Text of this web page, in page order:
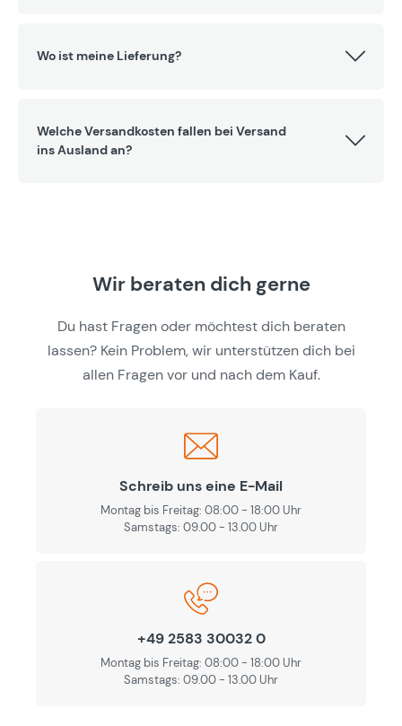
Wo ist meine Lieferung?
Welche Versandkosten fallen bei Versand
ins Ausland an?
Wir beraten dich gerne
Du hast Fragen oder möchtest dich beraten
lassen? Kein Problem, wir unterstützen dich bei
allen Fragen vor und nach dem Kauf.
Schreib uns eine E-Mail
Montag bis Freitag: 08:00 - 18:00 Uhr
Samstags: 09.00 - 13.00 Uhr
+49 2583 30032 0
Montag bis Freitag: 08:00 - 18:00 Uhr
Samstags: 09.00 - 13.00 Uhr